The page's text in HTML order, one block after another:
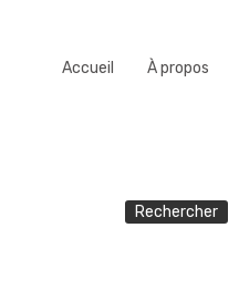
Accueil À propos
Rechercher